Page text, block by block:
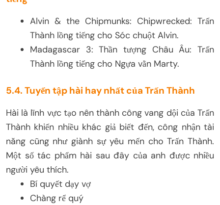
Alvin & the Chipmunks: Chipwrecked: Trấn
Thành lồng tiếng cho Sóc chuột Alvin.
Madagascar 3: Thần tượng Châu Âu: Trấn
Thành lồng tiếng cho Ngựa vằn Marty.
5.4. Tuyển tập hài hay nhất của Trấn Thành
Hài là lĩnh vực tạo nên thành công vang dội của Trấn
Thành khiến nhiều khác giả biết đến, công nhận tài
năng cũng như giành sự yêu mến cho Trấn Thành.
Một số tác phẩm hài sau đây của anh được nhiều
người yêu thích.
Bí quyết dạy vợ
Chàng rể quý